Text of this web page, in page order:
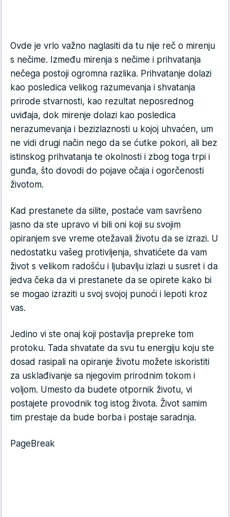
Ovde je vrlo važno naglasiti da tu nije reč o mirenju
s nečime. Između mirenja s nečime i prihvatanja
nečega postoji ogromna razlika. Prihvatanje dolazi
kao posledica velikog razumevanja i shvatanja
prirode stvarnosti, kao rezultat neposrednog
uviđaja, dok mirenje dolazi kao posledica
nerazumevanja i bezizlaznosti u kojoj uhvaćen, um
ne vidi drugi način nego da se ćutke pokori, ali bez
istinskog prihvatanja te okolnosti i zbog toga trpi i
gunđa, što dovodi do pojave očaja i ogorčenosti
životom.
Kad prestanete da silite, postaće vam savršeno
jasno da ste upravo vi bili oni koji su svojim
opiranjem sve vreme otežavali životu da se izrazi. U
nedostatku vašeg protivljenja, shvatićete da vam
život s velikom radošću i ljubavlju izlazi u susret i da
jedva čeka da vi prestanete da se opirete kako bi
se mogao izraziti u svoj svojoj punoći i lepoti kroz
vas.
Jedino vi ste onaj koji postavlja prepreke tom
protoku. Tada shvatate da svu tu energiju koju ste
dosad rasipali na opiranje životu možete iskoristiti
za usklađivanje sa njegovim prirodnim tokom i
voljom. Umesto da budete otpornik životu, vi
postajete provodnik tog istog života. Život samim
tim prestaje da bude borba i postaje saradnja.
PageBreak